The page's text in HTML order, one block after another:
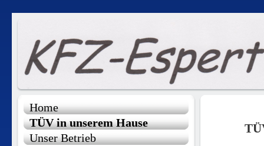
Home
TÜV in unserem Hause
Unser Betrieb